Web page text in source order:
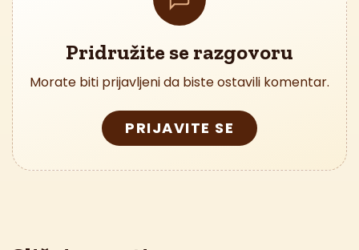
Pridružite se razgovoru
Morate biti prijavljeni da biste ostavili komentar.
PRIJAVITE SE